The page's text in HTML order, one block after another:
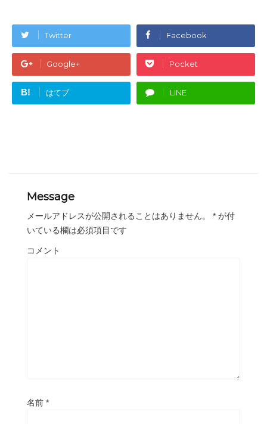
Twitter Facebook
Google+ Pocket
B! はてブ LINE
Message
メールアドレスが公開されることはありません。 * が付
いている欄は必須項目です
コメント
名前 *